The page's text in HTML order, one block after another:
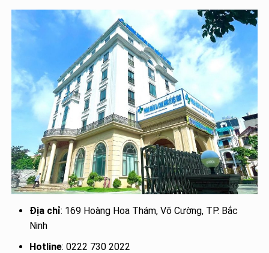
Địa chỉ: 169 Hoàng Hoa Thám, Võ Cường, TP. Bắc
Ninh
Hotline: 0222 730 2022